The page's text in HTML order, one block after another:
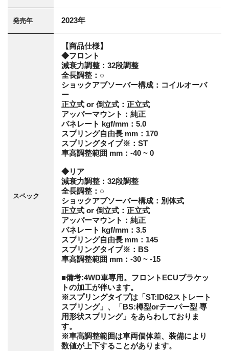
発売年 2023年
スペック
【商品仕様】
◆フロント
減衰力調整：32段調整
全長調整：○
ショックアブソーバー構成：コイルオーバ
ー
正立式 or 倒立式：正立式
アッパーマウント：純正
バネレート kgf/mm：5.0
スプリング自由長 mm：170
スプリングタイプ※：ST
車高調整範囲 mm：-40 ~ 0
◆リア
減衰力調整：32段調整
全長調整：○
ショックアブソーバー構成：別体式
正立式 or 倒立式：正立式
アッパーマウント：純正
バネレート kgf/mm：3.5
スプリング自由長 mm：145
スプリングタイプ※：BS
車高調整範囲 mm：-30 ~ -15
■備考:4WD車専用。フロントECUブラケッ
トの加工が伴います。
※スプリングタイプは「ST:ID62ストレート
スプリング」、「BS:樽型orテーパー型 専
用形状スプリング」をあらわしておりま
す。
※車高調整範囲は車両個体差、装備により
数値が上下することがあります。